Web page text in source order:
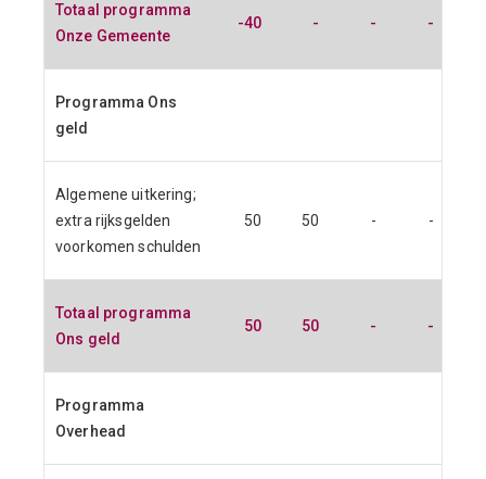
Totaal programma
Onze Gemeente
-40 - - -
Programma Ons
geld
Algemene uitkering;
extra rijksgelden
voorkomen schulden
50 50 - -
Totaal programma
Ons geld
50 50 - -
Programma
Overhead